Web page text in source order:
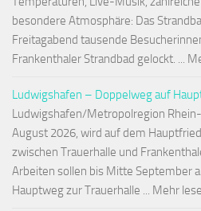
besondere Atmosphäre: Das
Freitagabend tausende
Frankenthaler Strandbad gelockt. ...
Ludwigshafen – Doppelweg auf
Ludwigshafen/Metropolregion
August 2026, wird auf dem
zwischen Trauerhalle und
Arbeiten sollen bis Mitte September
Hauptweg zur Trauerhalle ... Mehr